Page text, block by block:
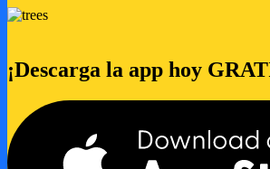
¡Descarga la app hoy